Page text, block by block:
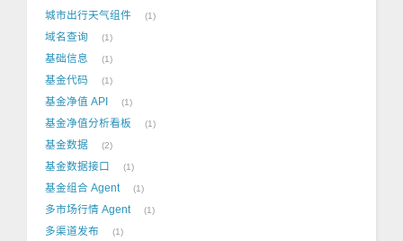
城市出行天气组件 1
域名查询 1
基础信息 1
基金代码 1
基金净值 API 1
基金净值分析看板 1
基金数据 2
基金数据接口 1
基金组合 Agent 1
多市场行情 Agent 1
多渠道发布 1